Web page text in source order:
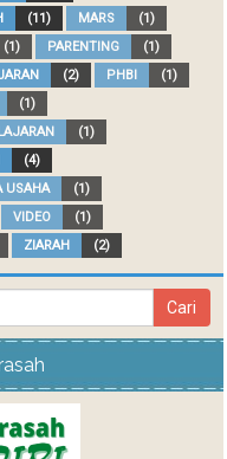
(11) MARS
(1)
(1) PARENTING
(1)
(2) PHBI
(1)
(1)
(1)
(4)
USAHA
(1)
VIDEO
(1)
ZIARAH (2)